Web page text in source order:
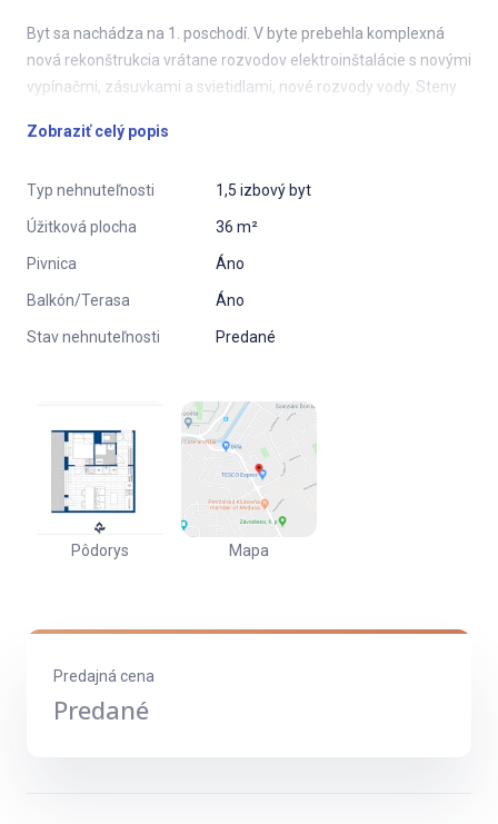
Byt sa nachádza na 1. poschodí. V byte prebehla komplexná
nová rekonštrukcia vrátane rozvodov elektroinštalácie s novými
vypínačmi, zásuvkami a svietidlami, nové rozvody vody. Steny
bielo. Okná sú plastové, sklopno otvárateľné so žalúziami.
Byt má samostatné WC (závesný systém). V kúpeľni je nové
práčku.
robená nová kuchynská linka so zabudovanými spotrebičmi -
indukčná varná doska, elektrická rúra, odsávač pár, umývačka
Z obývačky je východ na zasklenu loggiu o rozmere 6,7 m2
K bytu patrí pivnica v suteréne domu.
Zobraziť celý popis
Typ nehnuteľnosti 1,5 izbový byt
Úžitková plocha 36 m²
Pivnica Áno
Balkón/Terasa Áno
Stav nehnuteľnosti Predané
Pôdorys Mapa
Predajná cena
Predané